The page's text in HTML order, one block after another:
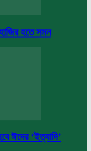
হতে সমন
ঈদের ‘ইত্যাদি’